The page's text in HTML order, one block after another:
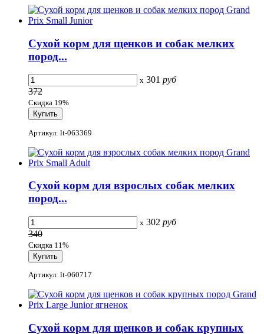
Сухой корм для щенков и собак мелких
пород...
x 301 руб
372
Скидка 19%
Артикул: lt-063369
Сухой корм для взрослых собак мелких
пород...
x 302 руб
340
Скидка 11%
Артикул: lt-060717
Сухой корм для щенков и собак крупных